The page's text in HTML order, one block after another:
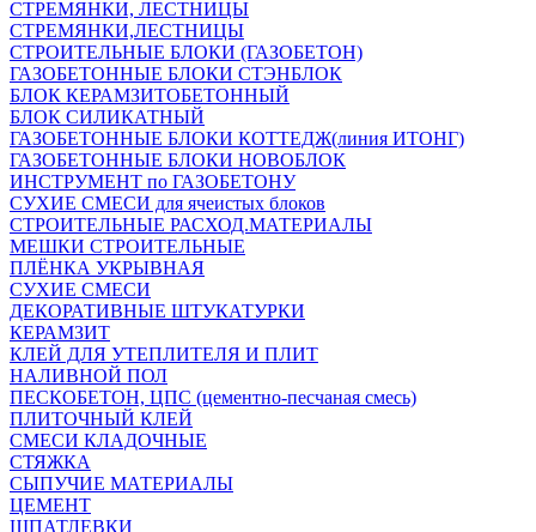
СТРЕМЯНКИ, ЛЕСТНИЦЫ
СТРЕМЯНКИ,ЛЕСТНИЦЫ
СТРОИТЕЛЬНЫЕ БЛОКИ (ГАЗОБЕТОН)
ГАЗОБЕТОННЫЕ БЛОКИ СТЭНБЛОК
БЛОК КЕРАМЗИТОБЕТОННЫЙ
БЛОК СИЛИКАТНЫЙ
ГАЗОБЕТОННЫЕ БЛОКИ КОТТЕДЖ(линия ИТОНГ)
ГАЗОБЕТОННЫЕ БЛОКИ НОВОБЛОК
ИНСТРУМЕНТ по ГАЗОБЕТОНУ
СУХИЕ СМЕСИ для ячеистых блоков
СТРОИТЕЛЬНЫЕ РАСХОД.МАТЕРИАЛЫ
МЕШКИ СТРОИТЕЛЬНЫЕ
ПЛЁНКА УКРЫВНАЯ
СУХИЕ СМЕСИ
ДЕКОРАТИВНЫЕ ШТУКАТУРКИ
КЕРАМЗИТ
КЛЕЙ ДЛЯ УТЕПЛИТЕЛЯ И ПЛИТ
НАЛИВНОЙ ПОЛ
ПЕСКОБЕТОН, ЦПС (цементно-песчаная смесь)
ПЛИТОЧНЫЙ КЛЕЙ
СМЕСИ КЛАДОЧНЫЕ
СТЯЖКА
СЫПУЧИЕ МАТЕРИАЛЫ
ЦЕМЕНТ
ШПАТЛЕВКИ